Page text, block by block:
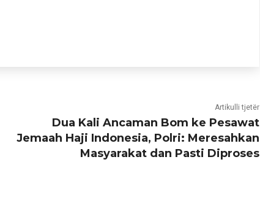
Artikulli tjetër
Dua Kali Ancaman Bom ke Pesawat
Jemaah Haji Indonesia, Polri: Meresahkan
Masyarakat dan Pasti Diproses